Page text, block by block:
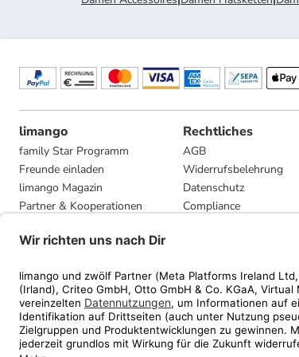
limango
family Star Programm
Freunde einladen
limango Magazin
Partner & Kooperationen
Presse
Rechtliches
AGB
Widerrufsbelehrung
Datenschutz
Compliance